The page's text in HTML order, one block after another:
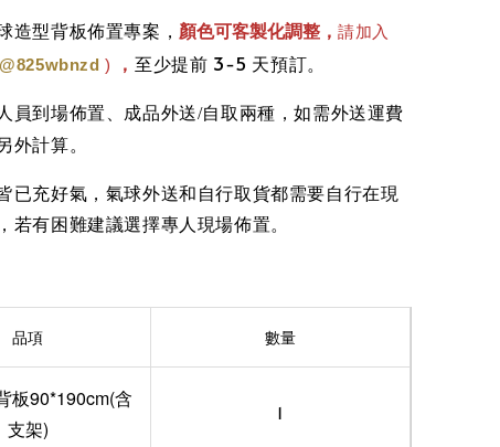
造型背板佈置專案 ， 顏色可客製化調整，請加入
@825wbnzd ) ， 至少提前 3-5 天預訂。
員到場佈置、成品外送/自取兩種，如需外送運費
外計算。
已充好氣，氣球外送和自行取貨都需要自行在現
若有困難建議選擇專人現場佈置。
品項 數量
板90*190cm(含
支架)
1